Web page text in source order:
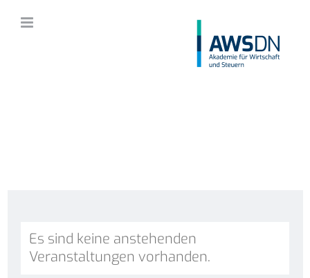
Inhalt
Es sind keine anstehenden
Veranstaltungen vorhanden.